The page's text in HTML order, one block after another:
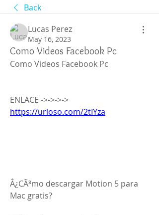
Back
Lucas Perez
May 16, 2023
Como Videos Facebook Pc
Como Videos Facebook Pc
https://urloso.com/2tIYza
Â¿CÃ³mo descargar Motion 5 para
Mac gratis?